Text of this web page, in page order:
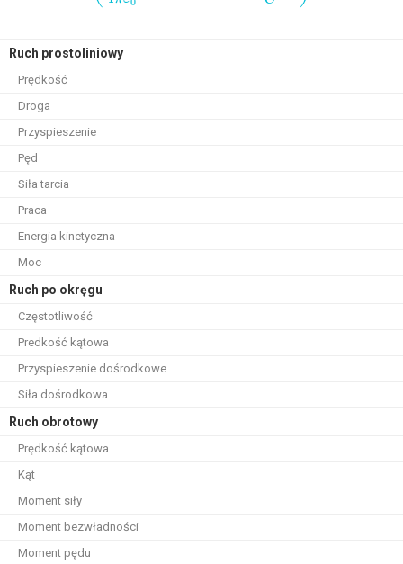
Ruch prostoliniowy
Prędkość
Droga
Przyspieszenie
Pęd
Siła tarcia
Praca
Energia kinetyczna
Moc
Ruch po okręgu
Częstotliwość
Predkość kątowa
Przyspieszenie dośrodkowe
Siła dośrodkowa
Ruch obrotowy
Prędkość kątowa
Kąt
Moment siły
Moment bezwładności
Moment pędu